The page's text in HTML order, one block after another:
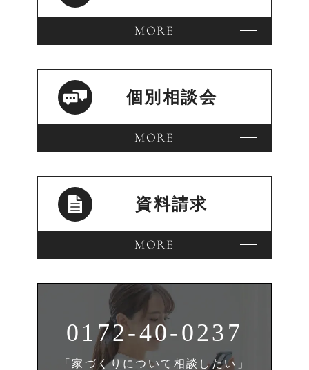
MORE
個別相談会
MORE
資料請求
MORE
0172-40-0237
「家づくりについて相談したい」